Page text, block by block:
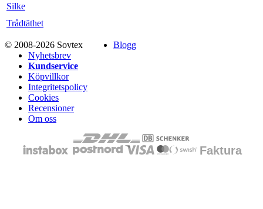
Silke
Trådtäthet
© 2008-2026 Sovtex
Blogg
Nyhetsbrev
Kundservice
Köpvillkor
Integritetspolicy
Cookies
Recensioner
Om oss